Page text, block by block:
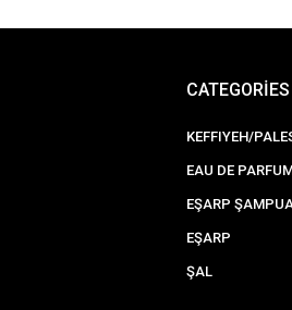
CATEGORİES
KEFFIYEH/
EAU DE
EŞARP
EŞARP
ŞAL